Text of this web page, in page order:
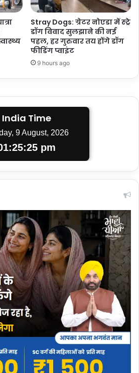
Stray Dogs: ग्रेटर नोएडा में स्ट्रे
डॉग विवाद सुलझाने की नई
पहल, हर गुरुवार तय होंगे डॉग
फीडिंग प्वाइंट
9 hours ago
India Time
9 August, 2026
pm